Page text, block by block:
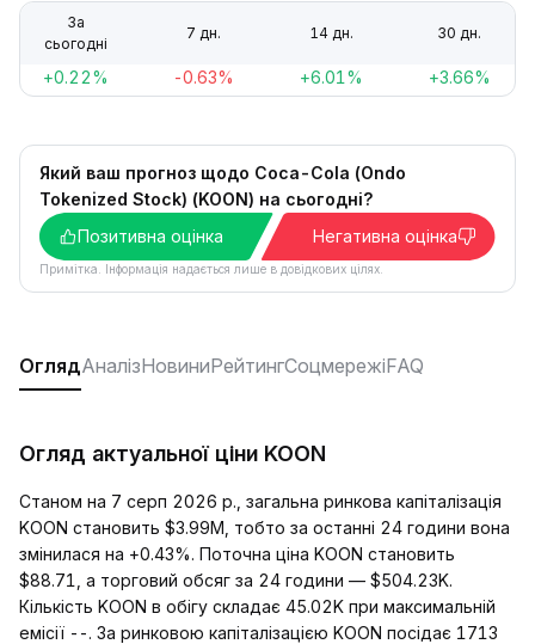
За
сьогодні
7 дн. 14 дн. 30 дн.
+0.22% -0.63% +6.01% +3.66%
Який ваш прогноз щодо Coca-Cola (Ondo
Tokenized Stock) (KOON) на сьогодні?
Позитивна оцінка
Негативна оцінка
Примітка. Інформація надається лише в довідкових цілях.
ОглядАналізНовиниРейтингСоцмережіFAQ
Огляд актуальної ціни KOON
Станом на 7 серп 2026 р., загальна ринкова капіталізація
KOON становить $3.99M, тобто за останні 24 години вона
змінилася на +0.43%. Поточна ціна KOON становить
$88.71, а торговий обсяг за 24 години — $504.23K.
Кількість KOON в обігу складає 45.02K при максимальній
емісії --. За ринковою капіталізацією KOON посідає 1713